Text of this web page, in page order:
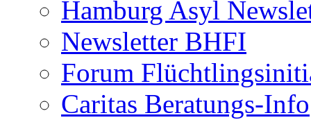
Hamburg Asyl
Newsletter BHFI
Forum
Caritas Beratungs-Info